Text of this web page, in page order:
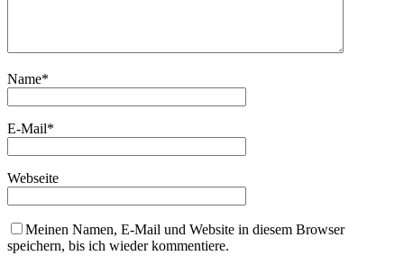
Name*
E-Mail*
Webseite
Meinen Namen, E-Mail und Website in diesem Browser
speichern, bis ich wieder kommentiere.